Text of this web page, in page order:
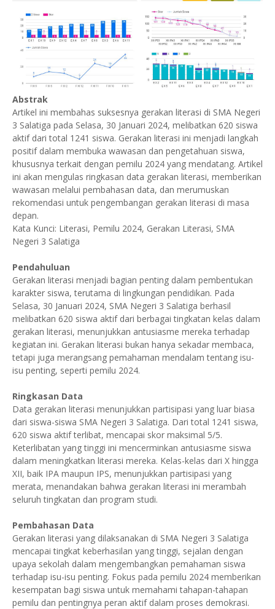
Abstrak
Artikel ini membahas suksesnya gerakan literasi di SMA Negeri
3 Salatiga pada Selasa, 30 Januari 2024, melibatkan 620 siswa
aktif dari total 1241 siswa. Gerakan literasi ini menjadi langkah
positif dalam membuka wawasan dan pengetahuan siswa,
khususnya terkait dengan pemilu 2024 yang mendatang. Artikel
ini akan mengulas ringkasan data gerakan literasi, memberikan
wawasan melalui pembahasan data, dan merumuskan
rekomendasi untuk pengembangan gerakan literasi di masa
depan.
Kata Kunci: Literasi, Pemilu 2024, Gerakan Literasi, SMA
Negeri 3 Salatiga
Pendahuluan
Gerakan literasi menjadi bagian penting dalam pembentukan
karakter siswa, terutama di lingkungan pendidikan. Pada
Selasa, 30 Januari 2024, SMA Negeri 3 Salatiga berhasil
melibatkan 620 siswa aktif dari berbagai tingkatan kelas dalam
gerakan literasi, menunjukkan antusiasme mereka terhadap
kegiatan ini. Gerakan literasi bukan hanya sekadar membaca,
tetapi juga merangsang pemahaman mendalam tentang isu-
isu penting, seperti pemilu 2024.
Ringkasan Data
Data gerakan literasi menunjukkan partisipasi yang luar biasa
dari siswa-siswa SMA Negeri 3 Salatiga. Dari total 1241 siswa,
620 siswa aktif terlibat, mencapai skor maksimal 5/5.
Keterlibatan yang tinggi ini mencerminkan antusiasme siswa
dalam meningkatkan literasi mereka. Kelas-kelas dari X hingga
XII, baik IPA maupun IPS, menunjukkan partisipasi yang
merata, menandakan bahwa gerakan literasi ini merambah
seluruh tingkatan dan program studi.
Pembahasan Data
Gerakan literasi yang dilaksanakan di SMA Negeri 3 Salatiga
mencapai tingkat keberhasilan yang tinggi, sejalan dengan
upaya sekolah dalam mengembangkan pemahaman siswa
terhadap isu-isu penting. Fokus pada pemilu 2024 memberikan
kesempatan bagi siswa untuk memahami tahapan-tahapan
pemilu dan pentingnya peran aktif dalam proses demokrasi.